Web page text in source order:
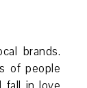
brands.
of people